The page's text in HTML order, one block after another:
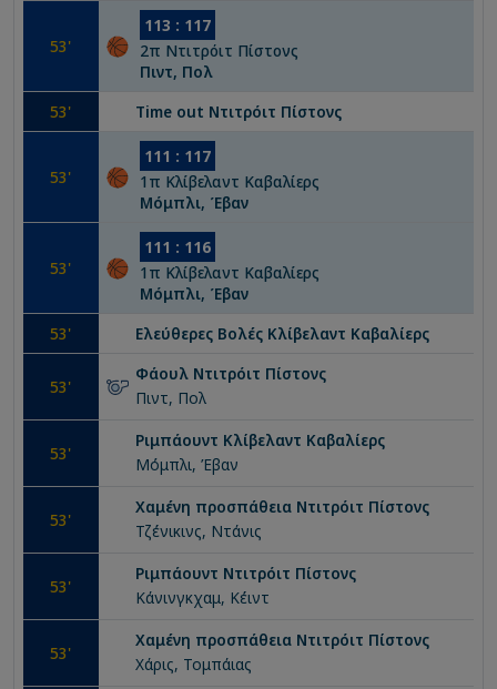
53'
113 : 117
2π Ντιτρόιτ Πίστονς
Πιντ, Πολ
53' Time out Ντιτρόιτ Πίστονς
53'
111 : 117
1 π Κλίβελαντ Καβαλίερς
Μόμπλι, Έβαν
53'
111 : 116
1 π Κλίβελαντ Καβαλίερς
Μόμπλι, Έβαν
53' Ελεύθερες Βολές Κλίβελαντ Καβαλίερς
53'
Φάουλ Ντιτρόιτ Πίστονς
Πιντ, Πολ
53'
Ριμπάουντ Κλίβελαντ Καβαλίερς
Μόμπλι, Έβαν
53'
Χαμένη προσπάθεια Ντιτρόιτ Πίστονς
Τζένικινς, Ντάνις
53'
Ριμπάουντ Ντιτρόιτ Πίστονς
Κάνινγκχαμ, Κέιντ
53'
Χαμένη προσπάθεια Ντιτρόιτ Πίστονς
Χάρις, Τομπάιας